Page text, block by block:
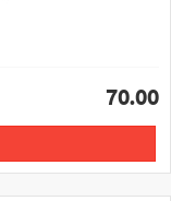
70.00